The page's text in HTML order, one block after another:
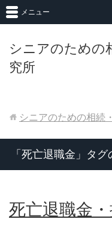
シニアのための
究所
メニュー
シニアのための相続
「死亡退職金」タ
死亡退職金